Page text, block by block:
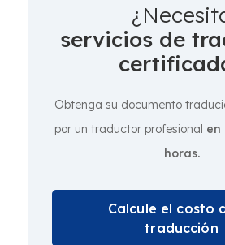
servicios de
Obtenga su documento
por un traductor profesional en
horas.
Calcule el costo
traducción